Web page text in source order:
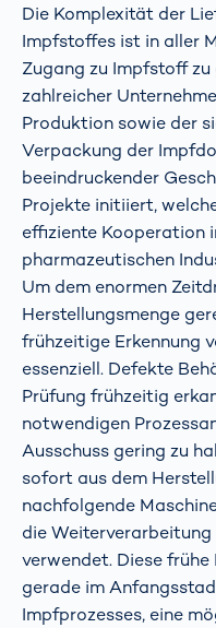
Die Komplexität der
Impfstoffes ist in aller
Zugang zu Impfstoff
zahlreicher
Produktion sowie der
Verpackung der
beeindruckender
Projekte initiiert,
effiziente Kooperation
pharmazeutischen
Um dem enormen
Herstellungsmenge
frühzeitige Erkennung
essenziell. Defekte
Prüfung frühzeitig
notwendigen
Ausschuss gering zu
sofort aus dem
nachfolgende
die
verwendet. Diese
gerade im
Impfprozesses, eine